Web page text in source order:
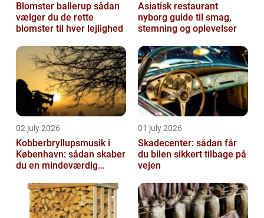
Blomster ballerup sådan
vælger du de rette
blomster til hver lejlighed
Asiatisk restaurant
nyborg guide til smag,
stemning og oplevelser
02 july 2026
Kobberbryllupsmusik i
København: sådan skaber
du en mindeværdig
01 july 2026
Skadecenter: sådan får
du bilen sikkert tilbage på
vejen